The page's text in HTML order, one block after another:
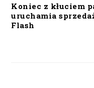
Koniec z kłuciem
uruchamia
Flash